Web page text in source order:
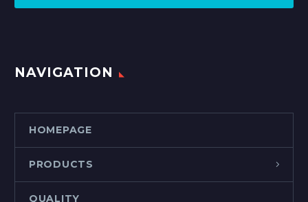
NAVIGATION
HOMEPAGE
PRODUCTS
QUALITY